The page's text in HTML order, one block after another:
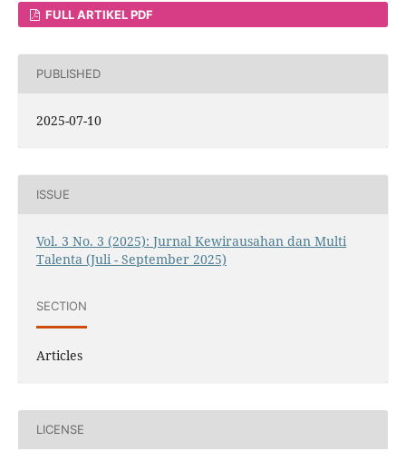
FULL ARTIKEL PDF
PUBLISHED
2025-07-10
ISSUE
Vol. 3 No. 3 (2025): Jurnal Kewirausahan dan Multi
Talenta (Juli - September 2025)
SECTION
Articles
LICENSE